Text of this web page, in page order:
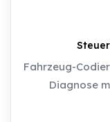
Fahrzeug-
Diagnose